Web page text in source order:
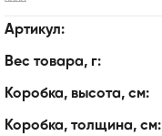
Артикул:
Вес товара, г:
Коробка, высота, см:
Коробка, толщина, см: